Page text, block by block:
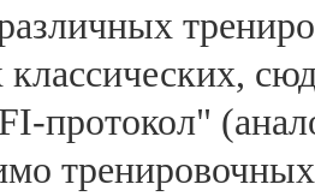
классических,
протокол"
тренировочных